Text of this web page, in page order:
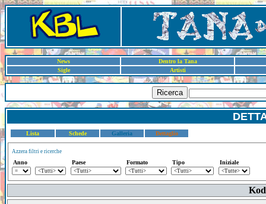
News
Dentro la Tana
Sigle
Artisti
Ricerca
Lista Schede Galleria Dettaglio
Azzera filtri e ricerche
Anno Paese Formato Tipo Iniziale